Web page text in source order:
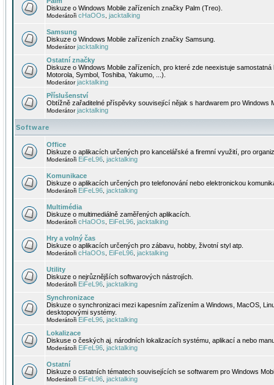
Diskuze o Windows Mobile zařízeních značky Palm (Treo).
Moderátoři cHaOOs jacktalking
Samsung
Diskuze o Windows Mobile zařízeních značky Samsung.
Moderátorjacktalking
Ostatní značky
Diskuze o Windows Mobile zařízeních, pro které zde neexistuje
Motorola, Symbol, Toshiba, Yakumo, ...).
Moderátorjacktalking
Příslušenství
Obtížně zařaditelné příspěvky související nějak s hardwarem pro Windows
Moderátorjacktalking
Software
Office
Diskuze o aplikacích určených pro kancelářské a firemní využití, pro
Moderátoři EiFeL96 jacktalking
Komunikace
Diskuze o aplikacích určených pro telefonování nebo elektronickou
Moderátoři EiFeL96 jacktalking
Multimédia
Diskuze o multimediálně zaměřených aplikacích.
Moderátoři cHaOOs EiFeL96 jacktalking
Hry a volný čas
Diskuze o aplikacích určených pro zábavu, hobby, životní styl atp.
Moderátoři cHaOOs EiFeL96 jacktalking
Utility
Diskuze o nejrůznějších softwarových nástrojích.
Moderátoři EiFeL96 jacktalking
Synchronizace
Diskuze o synchronizaci mezi kapesním zařízením a Windows, MacOS,
desktopovými systémy.
Moderátoři EiFeL96 jacktalking
Lokalizace
Diskuse o českých aj. národních lokalizacích systému, aplikací a nebo
Moderátoři EiFeL96 jacktalking
Ostatní
Diskuze o ostatních tématech souvisejících se softwarem pro Windows
Moderátoři EiFeL96 jacktalking